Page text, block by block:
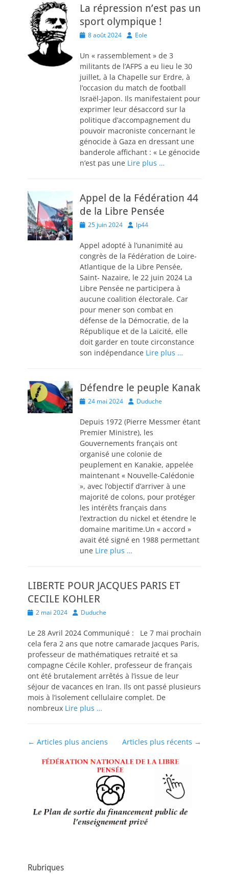
La répression n’est pas un
sport olympique !
Posted
8 août 2024 Author
Eole
Un « rassemblement » de 3
militants de l’AFPS a eu lieu le 30
juillet, à la Chapelle sur Erdre, à
l’occasion du match de football
Israël-Japon. Ils manifestaient pour
exprimer leur désaccord sur la
politique d’accompagnement du
pouvoir macroniste concernant le
génocide à Gaza en dressant une
banderole affichant : « Le génocide
n’est pas une Lire plus …
Appel de la Fédération 44
de la Libre Pensée
Posted25 juin 2024 Author
lp44
Appel adopté à l’unanimité au
congrès de la Fédération de Loire-
Atlantique de la Libre Pensée,
Saint- Nazaire, le 22 juin 2024 La
Libre Pensée ne participera à
aucune coalition électorale. Car
pour mener son combat en
défense de la Démocratie, de la
République et de la Laïcité, elle
doit garder en toute circonstance
son indépendance Lire plus …
Défendre le peuple Kanak
Posted
24 mai 2024 AuthorDuduche
Depuis 1972 (Pierre Messmer étant
Premier Ministre), les
Gouvernements français ont
organisé une colonie de
peuplement en Kanakie, appelée
maintenant « Nouvelle-Calédonie
», avec l’objectif d’arriver à une
majorité de colons, pour protéger
les intérêts français dans
l’extraction du nickel et étendre le
domaine maritime.Un « accord »
avait été signé en 1988 permettant
une Lire plus …
LIBERTE POUR JACQUES PARIS ET
CECILE KOHLER
Posted
2 mai 2024 AuthorDuduche
Le 28 Avril 2024 Communiqué : Le 7 mai prochain
cela fera 2 ans que notre camarade Jacques Paris,
professeur de mathématiques retraité et sa
compagne Cécile Kohler, professeur de français
ont été brutalement arrêtés à l’issue de leur
séjour de vacances en Iran. Ils ont passé plusieurs
mois à l’isolement cellulaire complet. De
nombreux Lire plus …
Navigation
articles
← Articles plus anciens Articles plus récents →
Rubriques